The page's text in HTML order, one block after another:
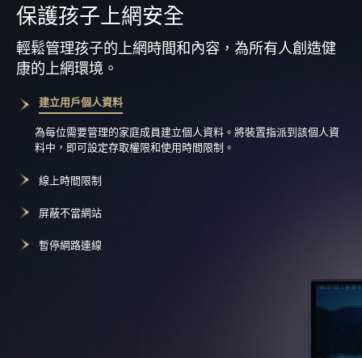
保護孩子上網安全
輕鬆管理孩子的上網時間和內容，為所有人創造健
康的上網環境。
建立用戶個人資料
為每位需要管理的家庭成員建立個人資料。將裝置指派到該個人資
料中，即可設定存取權限和使用時間限制。
線上時間限制
屏蔽不當網站
暫停網路連線